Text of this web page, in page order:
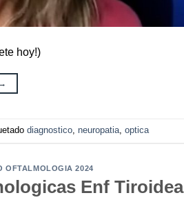
hoy!)
→
diagnostico, neuropatia, optica
OFTALMOLOGIA 2024
Enf Tiroidea